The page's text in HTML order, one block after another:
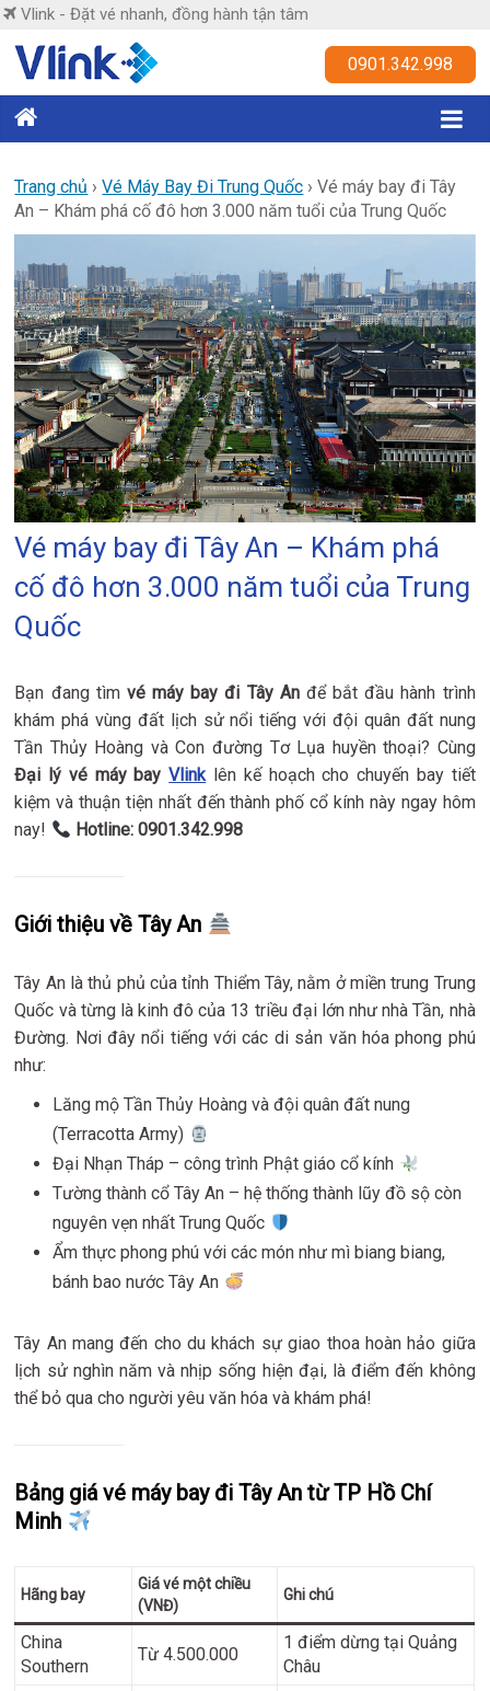
Skip
content
Vlink - Đặt vé nhanh, đồng hành tận tâm
Vlink
nhanh,
đồng
hành
tận
tâm
0901.342.998
Trang chủ ›Vé Máy Bay Đi Trung Quốc ›Vé máy bay đi Tây
An – Khám phá cố đô hơn 3.000 năm tuổi của Trung Quốc
Vé máy bay đi Tây An – Khám phá
cố đô hơn 3.000 năm tuổi của Trung
Quốc
Bạn đang tìm vé máy bay đi Tây Anđể bắt đầu hành trình
khám phá vùng đất lịch sử nổi tiếng với đội quân đất nung
Tần Thủy Hoàng và Con đường Tơ Lụa huyền thoại? Cùng
Đại lý vé máy bayVlinklên kế hoạch cho chuyến bay tiết
kiệm và thuận tiện nhất đến thành phố cổ kính này ngay hôm
nay!
Hotline: 0901.342.998
Giới thiệu về Tây An
Tây An là thủ phủ của tỉnh Thiểm Tây, nằm ở miền trung Trung
Quốc và từng là kinh đô của 13 triều đại lớn như nhà Tần, nhà
Đường. Nơi đây nổi tiếng với các di sản văn hóa phong phú
như:
Lăng mộ Tần Thủy Hoàng và đội quân đất nung
(Terracotta Army)
Đại Nhạn Tháp – công trình Phật giáo cổ kính
Tường thành cổ Tây An – hệ thống thành lũy đồ sộ còn
nguyên vẹn nhất Trung Quốc
Ẩm thực phong phú với các món như mì biang biang,
bánh bao nước Tây An
Tây An mang đến cho du khách sự giao thoa hoàn hảo giữa
lịch sử nghìn năm và nhịp sống hiện đại, là điểm đến không
thể bỏ qua cho người yêu văn hóa và khám phá!
Bảng giá vé máy bay đi Tây An từ TP Hồ Chí
Minh
Hãng bay
Giá vé một chiều
(VNĐ)
Ghi chú
China
Southern
Từ 4.500.000
1 điểm dừng tại Quảng
Châu